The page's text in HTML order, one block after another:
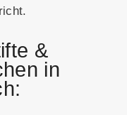
&
in